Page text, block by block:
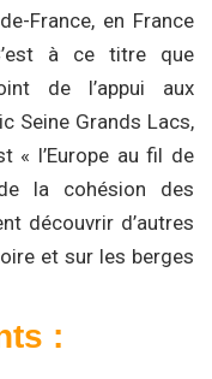
France, en France
à ce titre que
de l’appui aux
Seine Grands Lacs,
« l’Europe au fil de
la cohésion des
découvrir d’autres
et sur les berges
: